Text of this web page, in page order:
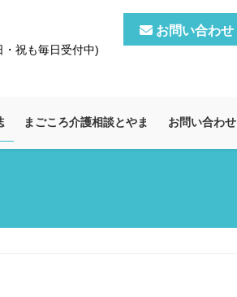
・祝も毎日受付中)
お問い合わせ
まごころ介護相談とやま お問い合わせ